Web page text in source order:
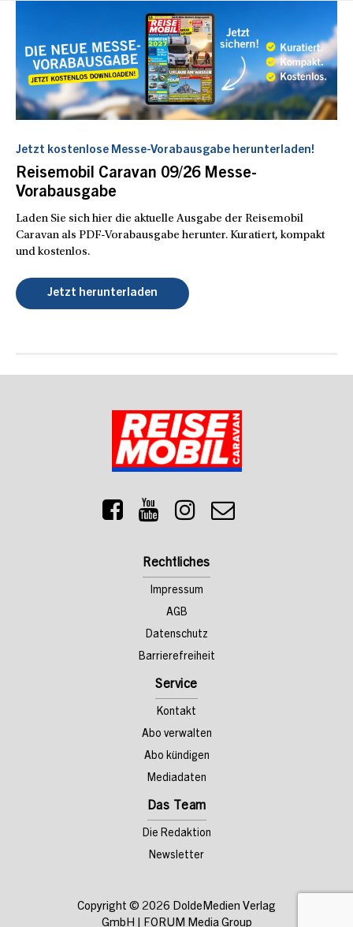
Jetzt kostenlose Messe-Vorabausgabe herunterladen!
Reisemobil Caravan 09/26 Messe-
Vorabausgabe
Laden Sie sich hier die aktuelle Ausgabe der Reisemobil
Caravan als PDF-Vorabausgabe herunter. Kuratiert, kompakt
und kostenlos.
Jetzt herunterladen
Rechtliches
Impressum
AGB
Datenschutz
Barrierefreiheit
Service
Kontakt
Abo verwalten
Abo kündigen
Mediadaten
Das Team
Die Redaktion
Newsletter
Copyright © 2026 DoldeMedien Verlag
GmbH
FORUM Media Group